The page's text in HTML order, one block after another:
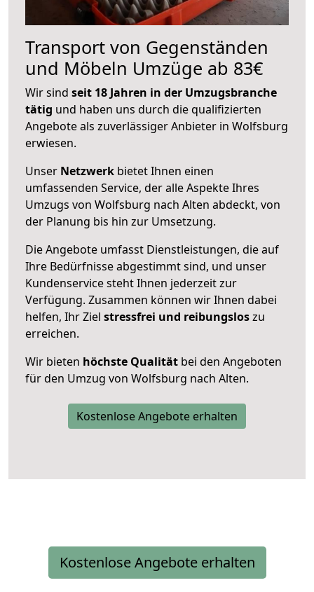
Transport von Gegenständen
und Möbeln Umzüge ab 83€
Wir sind seit 18 Jahren in der Umzugsbranche
tätig und haben uns durch die qualifizierten
Angebote als zuverlässiger Anbieter in Wolfsburg
erwiesen.
Unser Netzwerk bietet Ihnen einen
umfassenden Service, der alle Aspekte Ihres
Umzugs von Wolfsburg nach Alten abdeckt, von
der Planung bis hin zur Umsetzung.
Die Angebote umfasst Dienstleistungen, die auf
Ihre Bedürfnisse abgestimmt sind, und unser
Kundenservice steht Ihnen jederzeit zur
Verfügung. Zusammen können wir Ihnen dabei
helfen, Ihr Ziel stressfrei und reibungsloszu
erreichen.
Wir bieten höchste Qualität bei den Angeboten
für den Umzug von Wolfsburg nach Alten.
Kostenlose Angebote erhalten
Kostenlose Angebote erhalten